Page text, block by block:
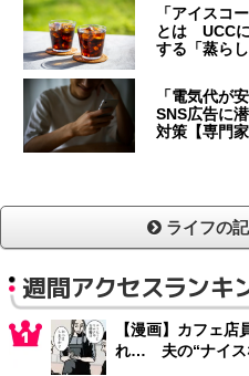
「アイスコ
とは UCC
する「蒸ら
「電気代が
SNS広告に
対策【専門家
ライフの
週間アクセスランキ
【漫画】カフェ
れ… 夫の“ナイス